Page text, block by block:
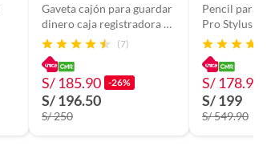
Gaveta cajón para guardar
dinero caja registradora 4
pisabilletes 5 monederos
33.5x36.8x8cm M330E
(7)
S/ 185.90 -26%
S/ 196.50
S/ 250
Pencil para
Pro Stylus 2
inalámbrica
S/ 178.90
S/ 199
S/ 549.90